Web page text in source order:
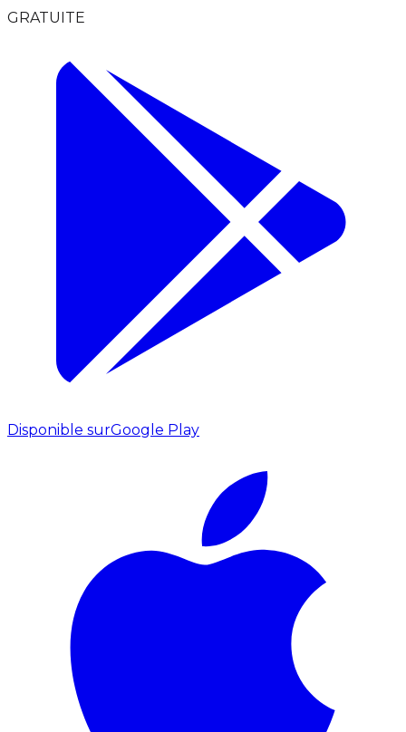
GRATUITE
Disponible surGoogle Play